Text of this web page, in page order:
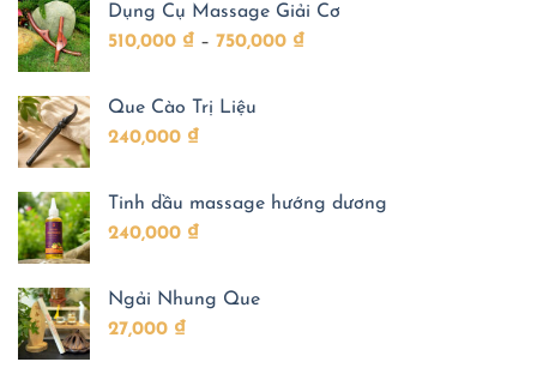
sức
khỏe
cho
trẻ
khỏe
này
được
Đông
y
tin
đến
ngày
nay?
Dụng Cụ Massage Giải Cơ
510,000 ₫ – 750,000 ₫Khoảng
Que Cào Trị Liệu
240,000 ₫
Tinh dầu massage hướng dương
240,000 ₫
Ngải Nhung Que
27,000 ₫